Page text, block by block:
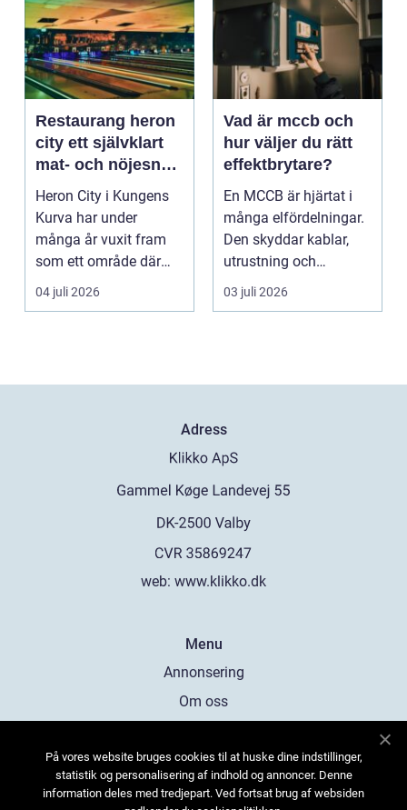
Restaurang heron
city ett självklart
mat- och nöjesnav
i kungens kurva
Heron City i Kungens
Kurva har under
många år vuxit fram
som ett område där
mat, bio, shopping och
a...
04 juli 2026
Vad är mccb och
hur väljer du rätt
effektbrytare?
En MCCB är hjärtat i
många elfördelningar.
Den skyddar kablar,
utrustning och
människor mot
överlast...
03 juli 2026
Adress
web: www.klikko.dk
Menu
Annonsering
Om oss
Kontakta oss
Sitemap
På vores website bruges cookies til at huske dine indstillinger,
statistik og personalisering af indhold og annoncer. Denne
information deles med tredjepart. Ved fortsat brug af websiden